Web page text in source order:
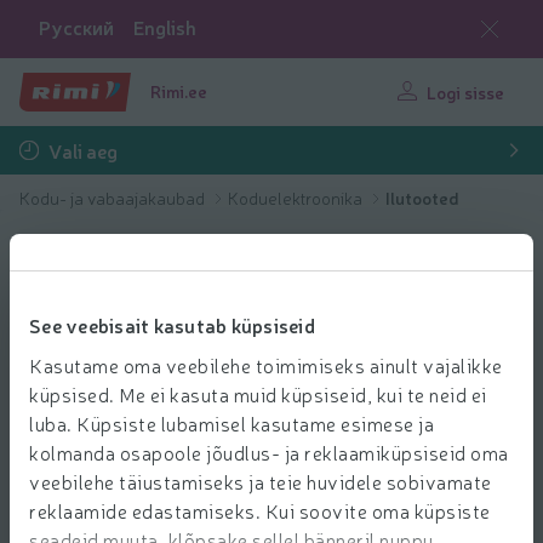
See veebisait kasutab küpsiseid
Kasutame oma veebilehe toimimiseks ainult vajalikke
küpsised. Me ei kasuta muid küpsiseid, kui te neid ei
luba. Küpsiste lubamisel kasutame esimese ja
kolmanda osapoole jõudlus- ja reklaamiküpsiseid oma
veebilehe täiustamiseks ja teie huvidele sobivamate
reklaamide edastamiseks. Kui soovite oma küpsiste
Русский English
Rimi.ee Logi sisse
Vali aeg
Kodu- ja vabaajakaubad Koduelektroonika Ilutooted